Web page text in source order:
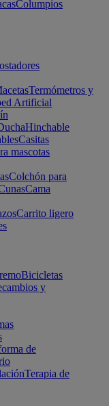
Columpios
Termómetros y
Artificial
Hinchable
Casitas
mascotas
Colchón para
Cama
Carrito ligero
Bicicletas
y
de
Terapia de